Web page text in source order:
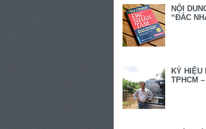
NỘI
“ĐẮC
KÝ HIỆU
TPHCM –